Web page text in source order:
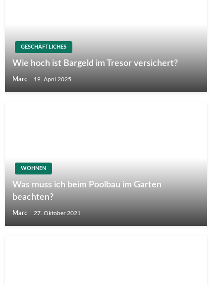
GESCHÄFTLICHES
Wie hoch ist Bargeld im Tresor versichert?
Marc 19. April 2025
WOHNEN
Was muss ich beim Poolbau im Garten
beachten?
Marc 27. Oktober 2021